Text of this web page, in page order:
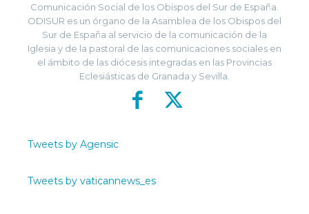
Comunicación Social de los Obispos del Sur de España.
ODISUR es un órgano de la Asamblea de los Obispos del
Sur de España al servicio de la comunicación de la
Iglesia y de la pastoral de las comunicaciones sociales en
el ámbito de las diócesis integradas en las Provincias
Eclesiásticas de Granada y Sevilla.
Tweets by Agensic
Tweets by vaticannews_es